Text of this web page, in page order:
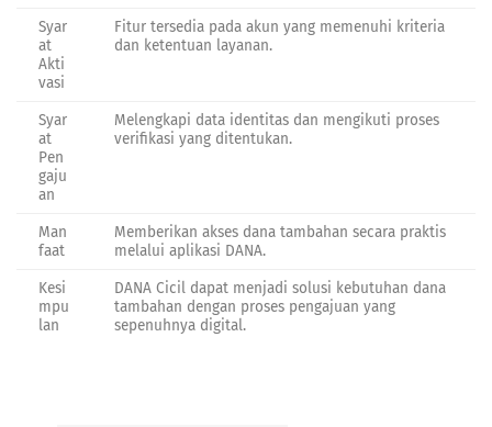
Syar
at
Akti
vasi
Fitur tersedia pada akun yang memenuhi kriteria
dan ketentuan layanan.
Syar
at
Pen
gaju
an
Melengkapi data identitas dan mengikuti proses
verifikasi yang ditentukan.
Man
faat
Memberikan akses dana tambahan secara praktis
melalui aplikasi DANA.
Kesi
mpu
lan
DANA Cicil dapat menjadi solusi kebutuhan dana
tambahan dengan proses pengajuan yang
sepenuhnya digital.